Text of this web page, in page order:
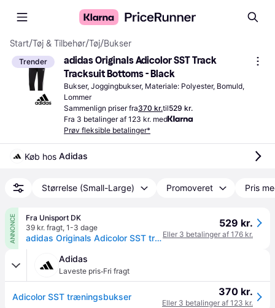
Start/Tøj & Tilbehør/Tøj/Bukser
Trender
adidas Originals Adicolor SST Track
Tracksuit Bottoms - Black
Bukser, Joggingbukser, Materiale: Polyester, Bomuld,
Lommer
Sammenlign priser fra370 kr.til529 kr.
Fra 3 betalinger af 123 kr. med
Prøv fleksible betalinger*
Køb hos Adidas
Størrelse (Small-Large) Promoveret Pris
ANNONCE
Fra Unisport DK
39 kr. fragt, 1-3 dage
adidas Originals Adicolor SST træningsbukser.
529 kr.
Eller 3 betalinger af 176 kr.
Adidas
Laveste pris·Fri fragt
Adicolor SST træningsbukser 370 kr.
Eller 3 betalinger af 123 kr.